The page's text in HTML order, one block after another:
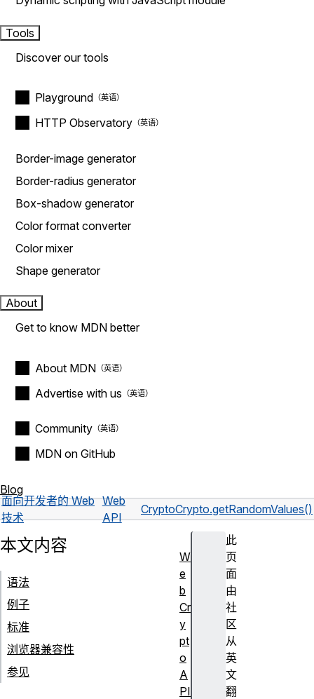
Tools
Discover our tools
Playground
HTTP Observatory
Border-image generator
Border-radius generator
Box-shadow generator
Color format converter
Color mixer
Shape generator
About
Get to know MDN better
About MDN
Advertise with us
Community
MDN on GitHub
Blog
面向开发者的 Web
技术
Web
API
CryptoCrypto.getRandomValues()
此
页
面
由
社
区
从
英
文
翻
本文内容
语法
例子
标准
浏览器兼容性
参见
W
e
b
Cr
y
pt
o
A
PI